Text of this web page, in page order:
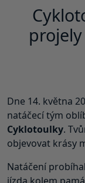
Dne 14. května
natáčecí tým
Cyklotoulky.
objevovat krásy
Natáčení